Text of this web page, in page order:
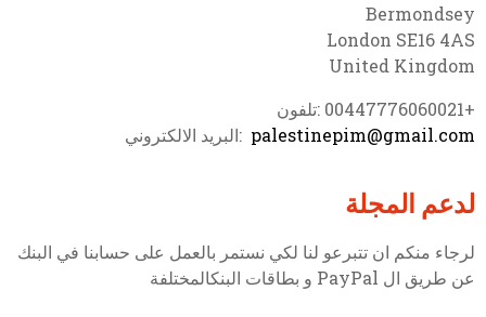
Bermondsey
London SE16 4AS
United Kingdom
+00447776060021 :تلفون
palestinepim@gmail.com :البريد الالكتروني
لدعم المجلة
لرجاء منكم ان تتبرعو لنا لكي نستمر بالعمل على حسابنا في البنك
عن طريق ال PayPal و بطاقات البنكالمختلفة